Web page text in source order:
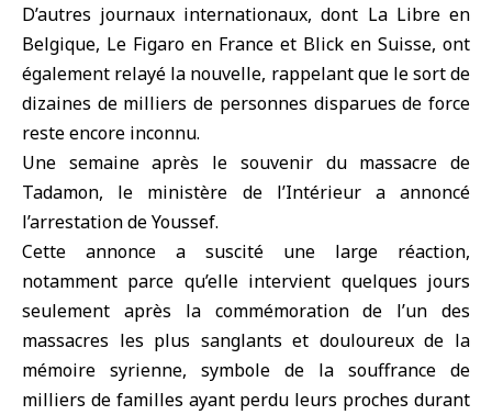
D’autres journaux internationaux, dont La Libre en
Belgique, Le Figaro en France et Blick en Suisse, ont
également relayé la nouvelle, rappelant que le sort de
dizaines de milliers de personnes disparues de force
reste encore inconnu.
Une semaine après le souvenir du massacre de
Tadamon, le ministère de l’Intérieur a annoncé
l’arrestation de Youssef.
Cette annonce a suscité une large réaction,
notamment parce qu’elle intervient quelques jours
seulement après la commémoration de l’un des
massacres les plus sanglants et douloureux de la
mémoire syrienne, symbole de la souffrance de
milliers de familles ayant perdu leurs proches durant